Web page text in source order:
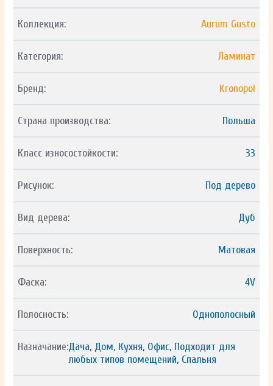
Коллекция: Aurum Gusto
Категория: Ламинат
Бренд: Kronopol
Страна производства: Польша
Класс износостойкости: 33
Рисунок: Под дерево
Вид дерева: Дуб
Поверхность: Матовая
Фаска: 4V
Полосность: Однополосный
Назначание:Дача, Дом, Кухня, Офис, Подходит для
любых типов помещений, Спальня